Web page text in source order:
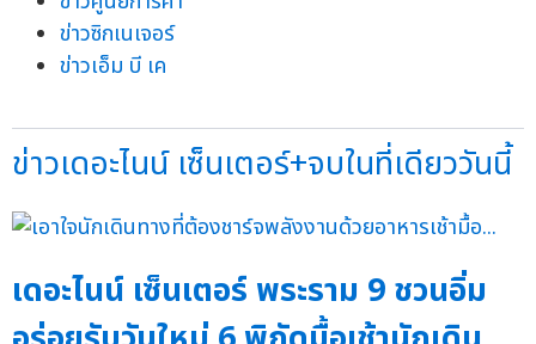
ข่าวซิกเนเจอร์
ข่าวเอ็ม บี เค
ข่าวเดอะไนน์ เซ็นเตอร์+จบในที่เดียววันนี้
เดอะไนน์ เซ็นเตอร์ พระราม 9 ชวนอิ่ม